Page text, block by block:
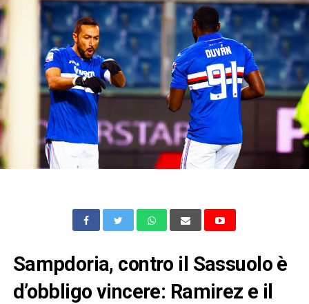
Sampdoria, contro il Sassuolo è
d’obbligo vincere: Ramirez e il